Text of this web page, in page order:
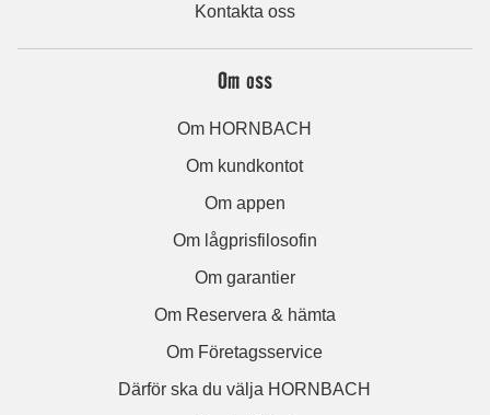
Kontakta oss
Om oss
Om HORNBACH
Om kundkontot
Om appen
Om lågprisfilosofin
Om garantier
Om Reservera & hämta
Om Företagsservice
Därför ska du välja HORNBACH